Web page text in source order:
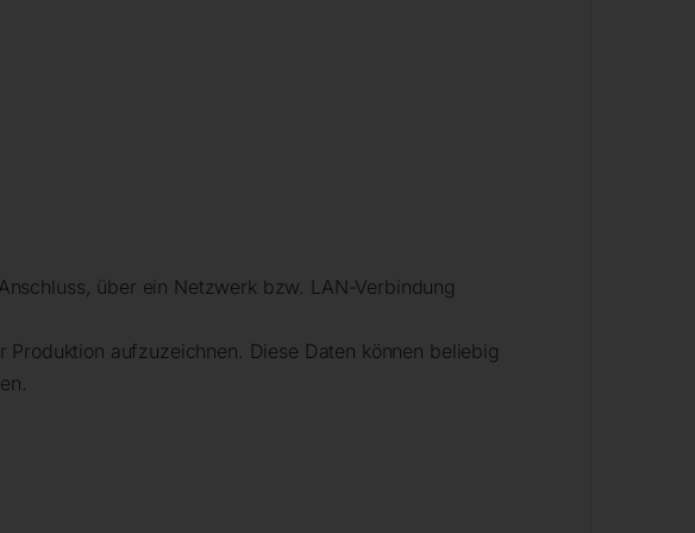
über ein Netzwerk bzw. LAN-Verbindung
aufzuzeichnen. Diese Daten können beliebig